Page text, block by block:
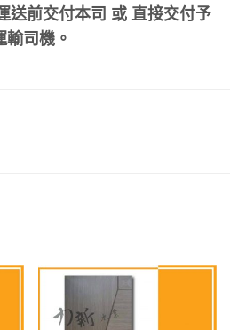
送前交付本司 或 直接交付予
輸司機。